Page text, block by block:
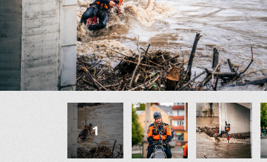
Zapomněli jste heslo?
Měli jste účet na starém webu?